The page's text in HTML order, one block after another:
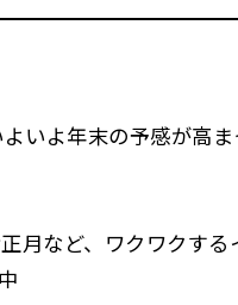
いよ年末の予感が高ま
月など、ワクワクする